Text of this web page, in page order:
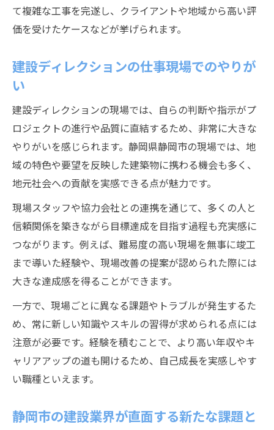
て複雑な工事を完遂し、クライアントや地域から高い評
価を受けたケースなどが挙げられます。
建設ディレクションの仕事現場でのやりが
い
建設ディレクションの現場では、自らの判断や指示がプ
ロジェクトの進行や品質に直結するため、非常に大きな
やりがいを感じられます。静岡県静岡市の現場では、地
域の特色や要望を反映した建築物に携わる機会も多く、
地元社会への貢献を実感できる点が魅力です。
現場スタッフや協力会社との連携を通じて、多くの人と
信頼関係を築きながら目標達成を目指す過程も充実感に
つながります。例えば、難易度の高い現場を無事に竣工
まで導いた経験や、現場改善の提案が認められた際には
大きな達成感を得ることができます。
一方で、現場ごとに異なる課題やトラブルが発生するた
め、常に新しい知識やスキルの習得が求められる点には
注意が必要です。経験を積むことで、より高い年収やキ
ャリアアップの道も開けるため、自己成長を実感しやす
い職種といえます。
静岡市の建設業界が直面する新たな課題と